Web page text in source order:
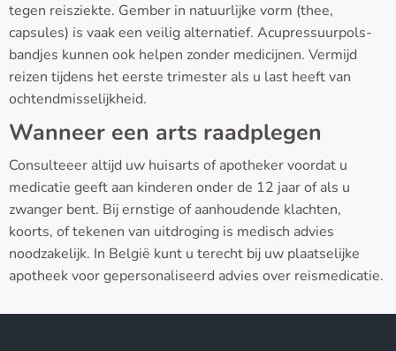
tegen reisziekte. Gember in natuurlijke vorm (thee,
capsules) is vaak een veilig alternatief. Acupressuurpols­
bandjes kunnen ook helpen zonder medicijnen. Vermijd
reizen tijdens het eerste trimester als u last heeft van
ochtendmisselijkheid.
Wanneer een arts raadplegen
Consulteeer altijd uw huisarts of apotheker voordat u
medicatie geeft aan kinderen onder de 12 jaar of als u
zwanger bent. Bij ernstige of aanhoudende klachten,
koorts, of tekenen van uitdroging is medisch advies
noodzakelijk. In België kunt u terecht bij uw plaatselijke
apotheek voor gepersonaliseerd advies over reismedicatie.